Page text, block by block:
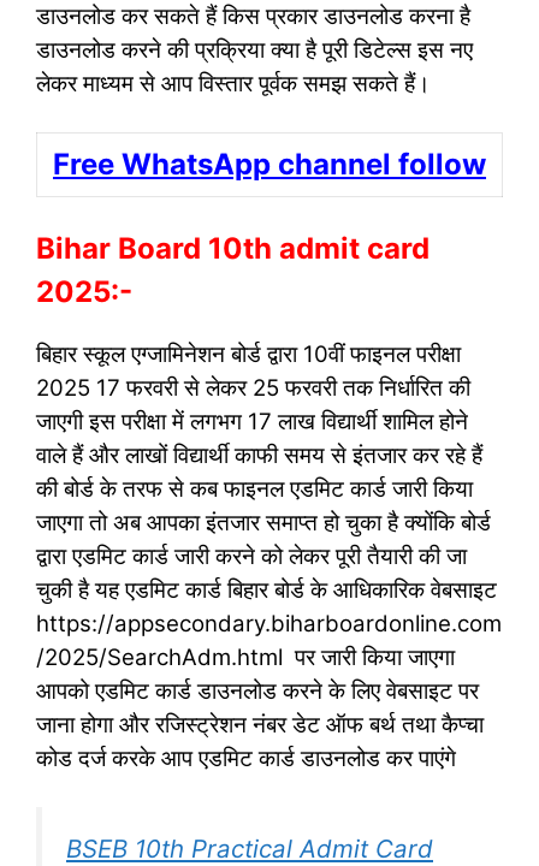
डाउनलोड कर सकते हैं किस प्रकार डाउनलोड करना है
डाउनलोड करने की प्रक्रिया क्या है पूरी डिटेल्स इस नए
लेकर माध्यम से आप विस्तार पूर्वक समझ सकते हैं।
Free WhatsApp channel follow
Bihar Board 10th admit card
2025:-
बिहार स्कूल एग्जामिनेशन बोर्ड द्वारा 10वीं फाइनल परीक्षा
2025 17 फरवरी से लेकर 25 फरवरी तक निर्धारित की
जाएगी इस परीक्षा में लगभग 17 लाख विद्यार्थी शामिल होने
वाले हैं और लाखों विद्यार्थी काफी समय से इंतजार कर रहे हैं
की बोर्ड के तरफ से कब फाइनल एडमिट कार्ड जारी किया
जाएगा तो अब आपका इंतजार समाप्त हो चुका है क्योंकि बोर्ड
द्वारा एडमिट कार्ड जारी करने को लेकर पूरी तैयारी की जा
चुकी है यह एडमिट कार्ड बिहार बोर्ड के आधिकारिक वेबसाइट
https://appsecondary.biharboardonline.com
/2025/SearchAdm.html पर जारी किया जाएगा
आपको एडमिट कार्ड डाउनलोड करने के लिए वेबसाइट पर
जाना होगा और रजिस्ट्रेशन नंबर डेट ऑफ बर्थ तथा कैप्चा
कोड दर्ज करके आप एडमिट कार्ड डाउनलोड कर पाएंगे
BSEB 10th Practical Admit Card